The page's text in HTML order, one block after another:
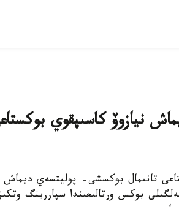
نيازوۆ كاسىپقوي
تانىمال بوكسشى- پوليتسەي ديماش
بوكس ورتالىعىندا سپاررينگ